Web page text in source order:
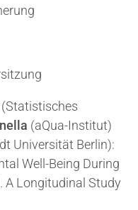
(aQua-Institut)
Universität Berlin):
Well-Being During
A Longitudinal Study